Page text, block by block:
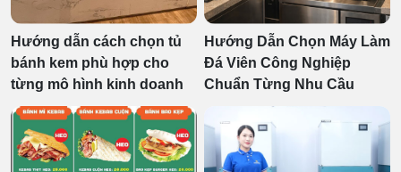
Hướng dẫn cách chọn tủ
bánh kem phù hợp cho
từng mô hình kinh doanh
Hướng Dẫn Chọn Máy Làm
Đá Viên Công Nghiệp
Chuẩn Từng Nhu Cầu